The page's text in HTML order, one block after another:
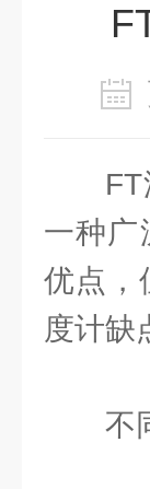
一种广
优点，
度计缺
不